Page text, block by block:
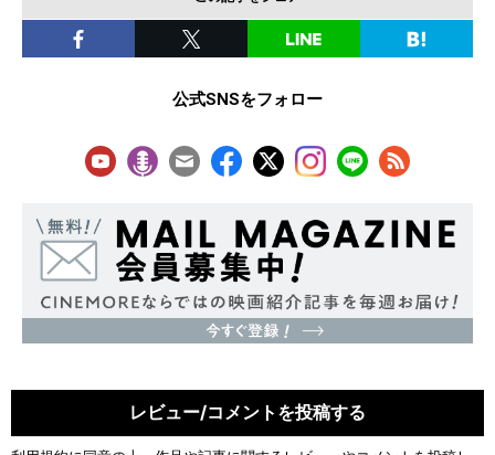
公式SNSをフォロー
レビュー/コメントを投稿する